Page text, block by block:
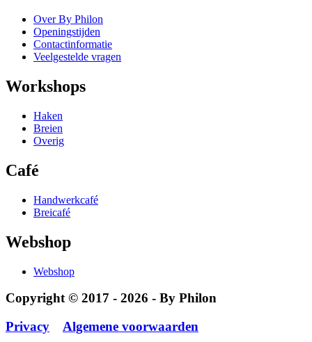
Over By Philon
Openingstijden
Contactinformatie
Veelgestelde vragen
Workshops
Haken
Breien
Overig
Café
Handwerkcafé
Breicafé
Webshop
Webshop
Copyright © 2017 - 2026 - By Philon
Privacy
Algemene voorwaarden